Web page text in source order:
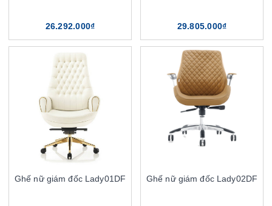
26.292.000₫ 29.805.000₫
Ghế nữ giám đốc Lady01DF Ghế nữ giám đốc Lady02DF